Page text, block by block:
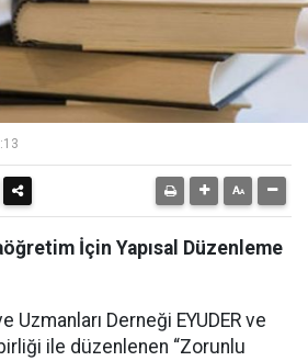
İçin Yapısal Düzenleme
Uzmanları Derneği EYUDER ve
ile düzenlenen “Zorunlu